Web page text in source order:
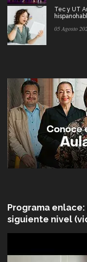
Tec y UT
05 Agosto
Programa
siguiente nivel